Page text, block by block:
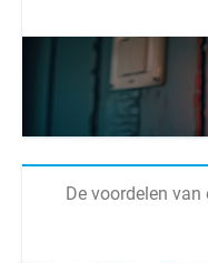
De voordelen